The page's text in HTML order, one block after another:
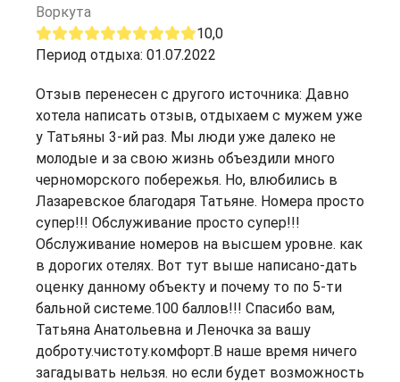
Воркута
10,0
Период отдыха: 01.07.2022
Отзыв перенесен с другого источника: Давно
хотела написать отзыв, отдыхаем с мужем уже
у Татьяны 3-ий раз. Мы люди уже далеко не
молодые и за свою жизнь объездили много
черноморского побережья. Но, влюбились в
Лазаревское благодаря Татьяне. Номера просто
супер!!! Обслуживание просто супер!!!
Обслуживание номеров на высшем уровне. как
в дорогих отелях. Вот тут выше написано-дать
оценку данному объекту и почему то по 5-ти
бальной системе.100 баллов!!! Спасибо вам,
Татьяна Анатольевна и Леночка за вашу
доброту.чистоту.комфорт.В наше время ничего
загадывать нельзя. но если будет возможность